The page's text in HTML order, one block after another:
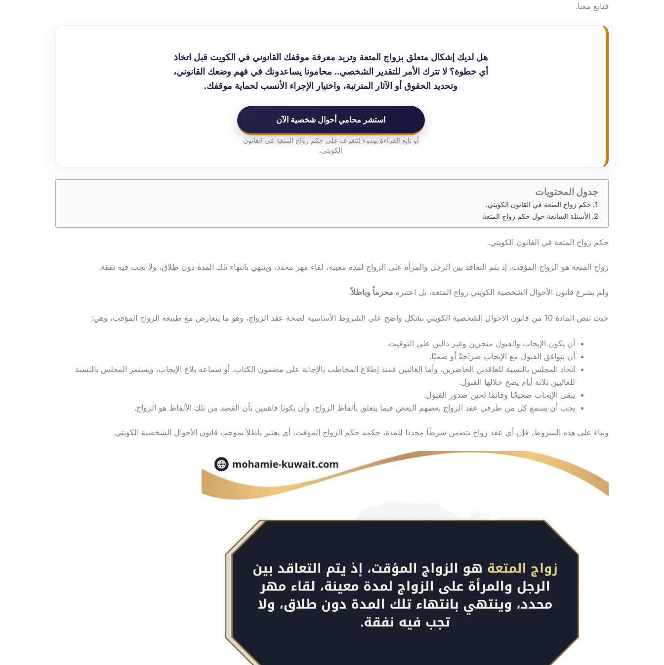
فتابع معنا.
هل لديك إشكال متعلق بزواج المتعة وتريد معرفة موقفك القانوني في الكويت قبل اتخاذ
أي خطوة؟ لا تترك الأمر للتقدير الشخصي.. محامونا يساعدونك في فهم وضعك القانوني،
وتحديد الحقوق أو الآثار المترتبة، واختيار الإجراء الأنسب لحماية موقفك.
استشر محامي أحوال شخصية الآن
أو تابع القراءة بهدوء لتتعرف على حكم زواج المتعة في القانون
الكويتي.
جدول المحتويات
حكم زواج المتعة في القانون الكويتي.
الأسئلة الشائعة حول حكم زواج المتعة
حكم زواج المتعة في القانون الكويتي.
زواج المتعة هو الزواج المؤقت، إذ يتم التعاقد بين الرجل والمرأة على الزواج لمدة معينة، لقاء مهر محدد، وينتهي بانتهاء تلك المدة دون طلاق، ولا تجب فيه نفقة.
ولم يشرع قانون الأحوال الشخصية الكويتي زواج المتعة، بل اعتبره محرماً وباطلاً.
حيث تنص المادة 10 من قانون الاحوال الشخصية الكويتي بشكل واضح على الشروط الأساسية لصحة عقد الزواج، وهو ما يتعارض مع طبيعة الزواج المؤقت، وهي:
أن يكون الإيجاب والقبول منجزين وغير دالين على التوقيت.
أن يتوافق القبول مع الإيجاب صراحةً أو ضمنًا.
اتحاد المجلس بالنسبة للعاقدين الحاضرين، وأما الغائبين فمنذ إطلاع المخاطب بالإجابة على مضمون الكتاب. أو سماعه بلاغ الإيجاب، ويستمر المجلس بالنسبة
للغائبين ثلاثة أيام يصح خلالها القبول.
يبقى الإيجاب صحيحًا وقائمًا لحين صدور القبول.
يجب أن يسمع كل من طرفي عقد الزواج بعضهم البعض فيما يتعلق بألفاظ الزواج، وأن يكونا فاهمين بأن القصد من تلك الألفاظ هو الزواج.
وبناء على هذه الشروط، فإن أي عقد زواج يتضمن شرطًا محددًا للمدة، حكمه حكم الزواج المؤقت، أي يعتبر باطلاً بموجب قانون الأحوال الشخصية الكويتي.